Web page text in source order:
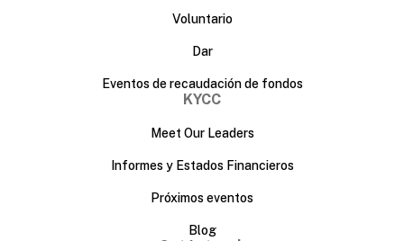
Voluntario
Dar
Eventos de recaudación de fondos
KYCC
Meet Our Leaders
Informes y Estados Financieros
Próximos eventos
Blog